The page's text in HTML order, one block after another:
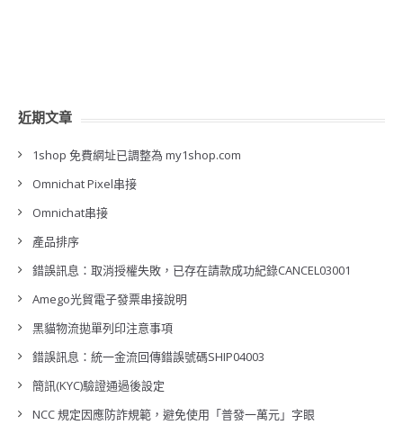
近期文章
1shop 免費網址已調整為 my1shop.com
Omnichat Pixel串接
Omnichat串接
產品排序
錯誤訊息：取消授權失敗，已存在請款成功紀錄CANCEL03001
Amego光貿電子發票串接說明
黑貓物流拋單列印注意事項
錯誤訊息：統一金流回傳錯誤號碼SHIP04003
簡訊(KYC)驗證通過後設定
NCC 規定因應防詐規範，避免使用「普發一萬元」字眼